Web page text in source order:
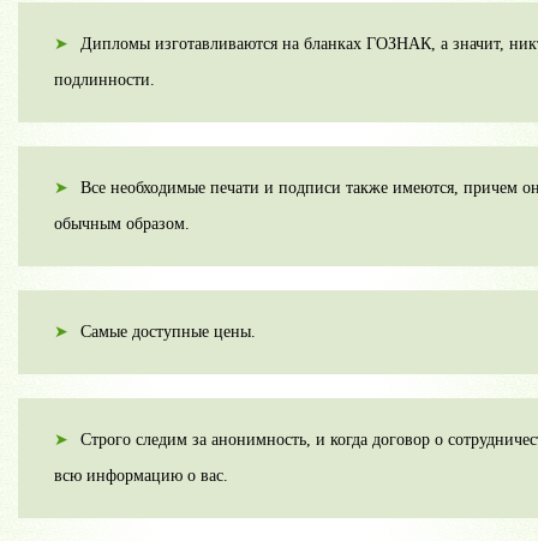
Дипломы изготавливаются на бланках ГОЗНАК, а значит,
подлинности.
Все необходимые печати и подписи также имеются, причем
обычным образом.
Самые доступные цены.
Строго следим за анонимность, и когда договор о
всю информацию о вас.